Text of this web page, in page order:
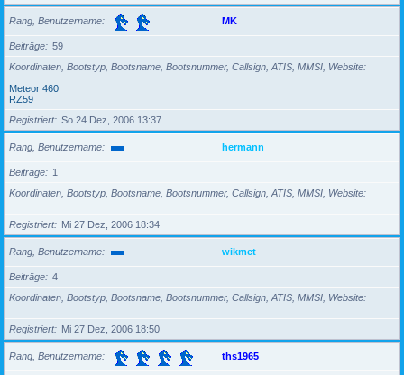
Rang, Benutzername MK
Beiträge
59
Koordinaten, Bootstyp, Bootsname, Bootsnummer, Callsign, ATIS, MMSI, Website
Meteor 460
RZ59
Registriert
So 24 Dez, 2006 13:37
Rang, Benutzername hermann
Beiträge
1
Koordinaten, Bootstyp, Bootsname, Bootsnummer, Callsign, ATIS, MMSI, Website
Registriert Mi 27 Dez, 2006 18:34
Rang, Benutzername wikmet
Beiträge
4
Koordinaten, Bootstyp, Bootsname, Bootsnummer, Callsign, ATIS, MMSI, Website
Registriert Mi 27 Dez, 2006 18:50
Rang, Benutzername ths1965